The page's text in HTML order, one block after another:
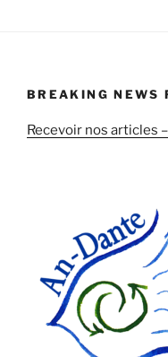
BREAKING NEWS
Recevoir nos articles